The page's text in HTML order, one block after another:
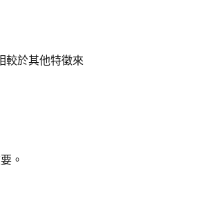
較於其他特徵來
。